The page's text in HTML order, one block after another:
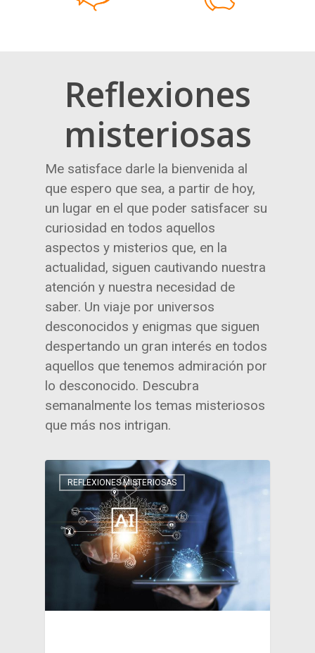
Reflexiones
misteriosas
Me satisface darle la bienvenida al
que espero que sea, a partir de hoy,
un lugar en el que poder satisfacer su
curiosidad en todos aquellos
aspectos y misterios que, en la
actualidad, siguen cautivando nuestra
atención y nuestra necesidad de
saber. Un viaje por universos
desconocidos y enigmas que siguen
despertando un gran interés en todos
aquellos que tenemos admiración por
lo desconocido. Descubra
semanalmente los temas misteriosos
que más nos intrigan.
REFLEXIONES MISTERIOSAS